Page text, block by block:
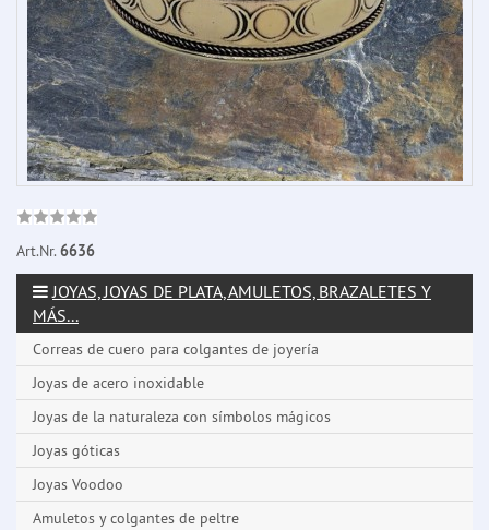
Art.Nr.6636
JOYAS, JOYAS DE PLATA, AMULETOS, BRAZALETES Y
MÁS...
Correas de cuero para colgantes de joyería
Joyas de acero inoxidable
Joyas de la naturaleza con símbolos mágicos
Joyas góticas
Joyas Voodoo
Amuletos y colgantes de peltre